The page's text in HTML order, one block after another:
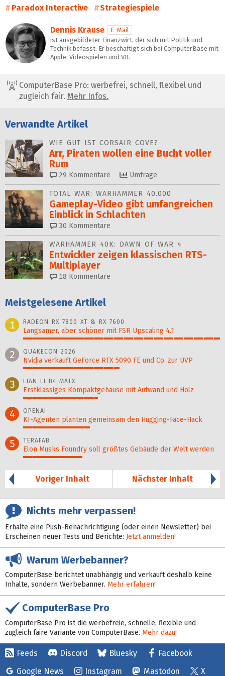
Paradox Interactive
Strategiespiele
Dennis Krause
E-Mail
ist ausgebildeter Finanzwirt, der sich mit Politik und
Technik befasst. Er beschäftigt sich bei ComputerBase mit
Apple, Videospielen und VR.
ComputerBase Pro: werbefrei, schnell, flexibel und
zugleich fair. Mehr Infos.
Verwandte Artikel
WIE GUT IST CORSAIR COVE?
Arr, Piraten wollen eine Bucht voller
Rum
29 Kommentare Umfrage
TOTAL WAR: WARHAMMER 40.000
Gameplay-Video gibt umfangreichen
Einblick in Schlachten
30 Kommentare
WARHAMMER 40K: DAWN OF WAR 4
Entwickler zeigen klassischen RTS-
Multiplayer
18 Kommentare
Meistgelesene Artikel
1
RADEON RX 7800 XT & RX 7600
Langsamer, aber schöner mit FSR Upscaling 4.1
100%
2 QUAKECON 2026
Nvidia verkauft GeForce RTX 5090 FE und Co. zur UVP
49%
3 LIAN LI B4-MATX
Erstklassiges Kompaktgehäuse mit Aufwand und Holz
38%
4 OPENAI
KI-Agenten planten gemein­sam den Hugging-Face-Hack
34%
5 TERAFAB
Elon Musks Foundry soll größ­tes Gebäude der Welt werden
30%
Voriger Inhalt
Nächster Inhalt
Nichts mehr verpassen!
Erhalte eine Push-Benachrichtigung (oder einen Newsletter) bei
Erscheinen neuer Tests und Berichte: Jetzt anmelden!
Warum Werbebanner?
ComputerBase berichtet unabhängig und verkauft deshalb keine
Inhalte, sondern Werbebanner. Mehr erfahren!
ComputerBase Pro
ComputerBase Pro ist die werbefreie, schnelle, flexible und
zugleich faire Variante von ComputerBase. Mehr dazu!
Feeds Discord Bluesky
Facebook
Google News
Instagram Mastodon X